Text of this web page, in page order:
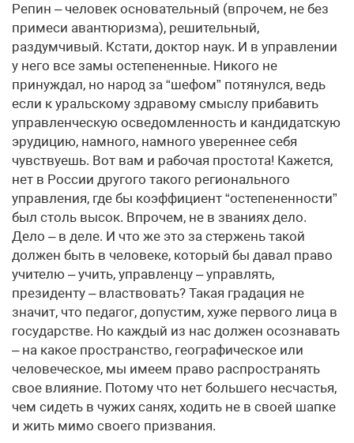
Репин – человек основательный (впрочем, не без
примеси авантюризма), решительный,
раздумчивый. Кстати, доктор наук. И в управлении
у него все замы остепененные. Никого не
принуждал, но народ за “шефом” потянулся, ведь
если к уральскому здравому смыслу прибавить
управленческую осведомленность и кандидатскую
эрудицию, намного, намного увереннее себя
чувствуешь. Вот вам и рабочая простота! Кажется,
нет в России другого такого регионального
управления, где бы коэффициент “остепененности”
был столь высок. Впрочем, не в званиях дело.
Дело – в деле. И что же это за стержень такой
должен быть в человеке, который бы давал право
учителю – учить, управленцу – управлять,
президенту – властвовать? Такая градация не
значит, что педагог, допустим, хуже первого лица в
государстве. Но каждый из нас должен осознавать
– на какое пространство, географическое или
человеческое, мы имеем право распространять
свое влияние. Потому что нет большего несчастья,
чем сидеть в чужих санях, ходить не в своей шапке
и жить мимо своего призвания.